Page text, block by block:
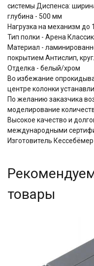
системы Диспенса:
глубина - 500 мм
Нагрузка на механизм до
Тип полки - Арена Классик
Материал -
покрытием Aнтислип,
Отделка - белый/хром
Во избежание
центре колонки
По желанию заказчика
моделирование
Высокое качество и
международными
Изготовитель
товары